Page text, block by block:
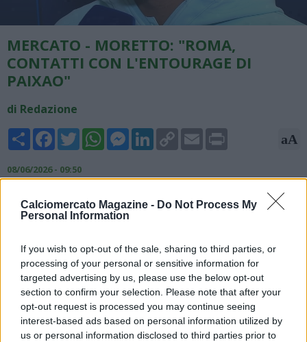
Calciomercato Magazine - Do Not Process My
Personal Information
If you wish to opt-out of the sale, sharing to third parties, or
processing of your personal or sensitive information for
targeted advertising by us, please use the below opt-out
section to confirm your selection. Please note that after your
opt-out request is processed you may continue seeing
interest-based ads based on personal information utilized by
us or personal information disclosed to third parties prior to
MERCATO - MORETTO: "ROMA,
CONTATTI CON L'ENTOURAGE DI
PAIXAO"
di Redazione
Share FacebookTwitterWhatsAppMessengerLinkedInCopy
Link
Email aA
08/06/2026 - 09:50
Igor Paixao, esterno del Marsiglia accostato in passato anche
al Napoli, sarebbe attualmente nel mirino della Roma, come
tramite il canale YouTube di Fabrizio Romano. Gian Piero
Gasperini lo ritiene un nome alternativo a Mason Greenwood.
Nelle ultime ore ci sarebbe stato un contatto diretto tra i
giallorossi e l'entourage del brasiliano.